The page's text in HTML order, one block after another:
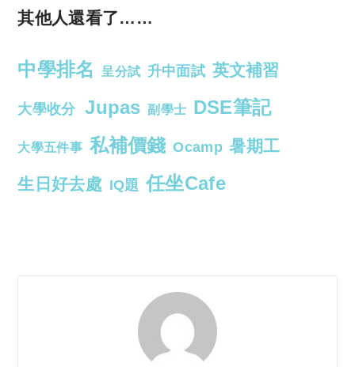
其他人還看了……
中學排名 呈分試 升中面試 英文補習
大學收分 Jupas 副學士 DSE筆記
大學五件事 私補價錢 Ocamp 暑期工
生日好去處 IQ題 任坐Cafe